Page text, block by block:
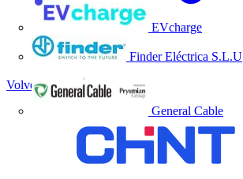
EVcharge
Finder Eléctrica S.L.U
General Cable
Volver a Noticias